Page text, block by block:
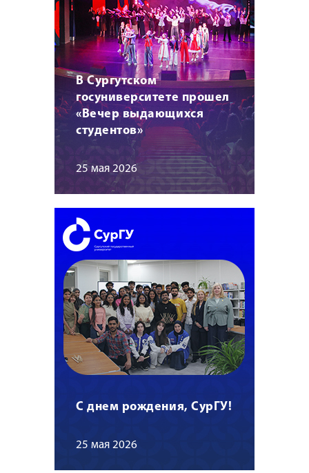
В Сургутском
госуниверситете прошел
«Вечер выдающихся
студентов»
25 мая 2026
С днем рождения, СурГУ!
25 мая 2026